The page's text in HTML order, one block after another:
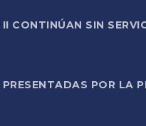
SIN
POR LA